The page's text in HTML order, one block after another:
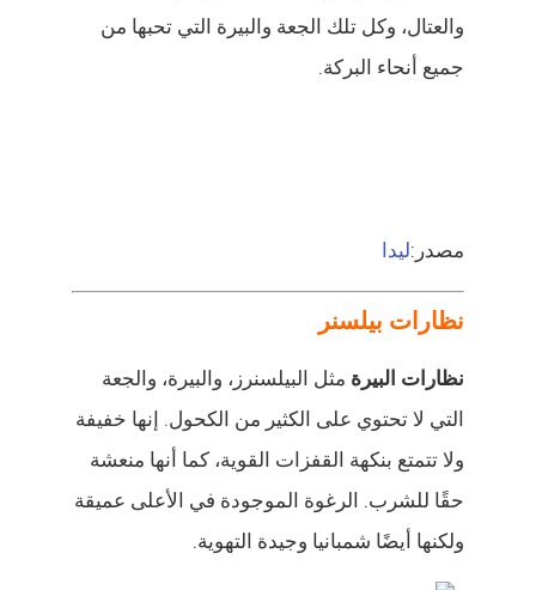
والعتال، وكل تلك الجعة والبيرة التي تحبها من
جميع أنحاء البركة.
مصدر:ليدا
نظارات بيلسنر
نظارات البيرة مثل البيلسنرز، والبيرة، والجعة
التي لا تحتوي على الكثير من الكحول. إنها خفيفة
ولا تتمتع بنكهة القفزات القوية، كما أنها منعشة
حقًا للشرب. الرغوة الموجودة في الأعلى عميقة
ولكنها أيضًا شمبانيا وجيدة التهوية.